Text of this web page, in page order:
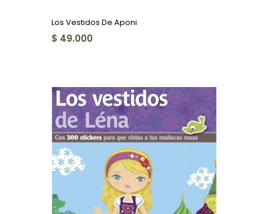
Los Vestidos De Aponi
$ 49.000